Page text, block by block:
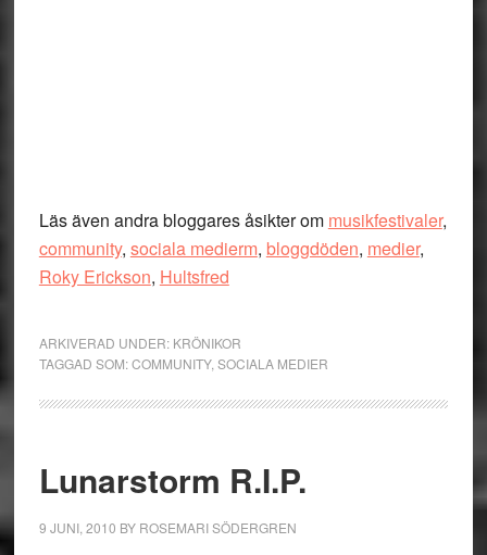
Läs även andra bloggares åsikter om musikfestivaler,
community, sociala medierm, bloggdöden, medier,
Roky Erickson, Hultsfred
ARKIVERAD UNDER: KRÖNIKOR
TAGGAD SOM:COMMUNITY, SOCIALA MEDIER
Lunarstorm R.I.P.
9 JUNI, 2010 BY ROSEMARI SÖDERGREN